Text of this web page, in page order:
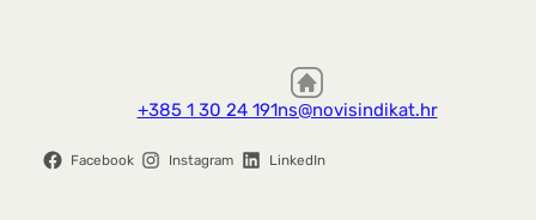
+385 1 30 24 191ns@novisindikat.hr
Facebook Instagram LinkedIn